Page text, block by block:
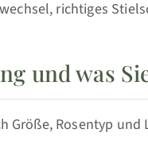
richtiges
und was
Größe, Rosentyp